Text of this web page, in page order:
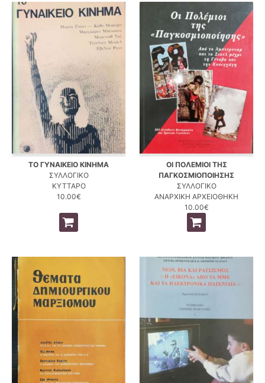
ΤΟ ΓΥΝΑΙΚΕΙΟ ΚΙΝΗΜΑ
ΣΥΛΛΟΓΙΚΟ
ΚΥΤΤΑΡΟ
10.00€
ΟΙ ΠΟΛΕΜΙΟΙ ΤΗΣ
ΠΑΓΚΟΣΜΙΟΠΟΙΗΣΗΣ
ΣΥΛΛΟΓΙΚΟ
ΑΝΑΡΧΙΚΗ ΑΡΧΕΙΟΘΗΚΗ
10.00€